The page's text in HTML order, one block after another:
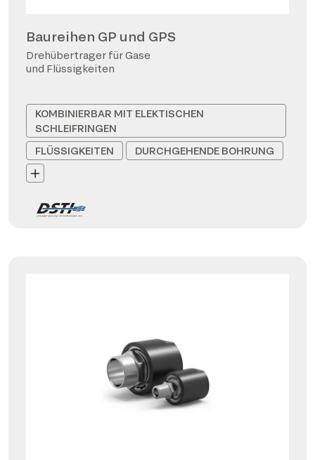
Baureihen GP und GPS
Drehübertrager für Gase
und Flüssigkeiten
KOMBINIERBAR MIT ELEKTISCHEN
SCHLEIFRINGEN
FLÜSSIGKEITEN
DURCHGEHENDE BOHRUNG